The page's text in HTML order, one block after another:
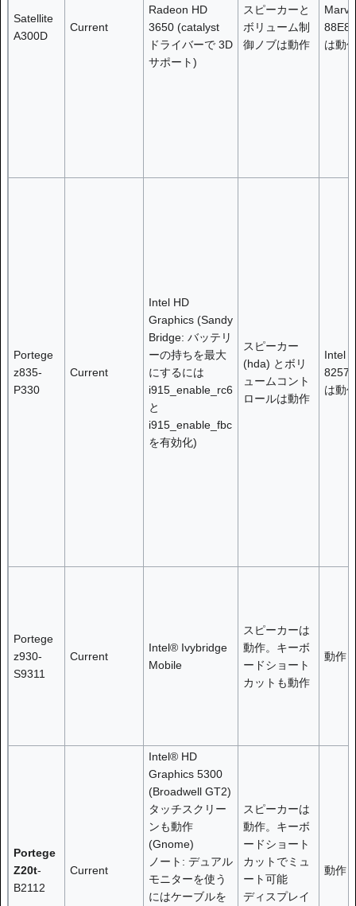
Satellite
A300D
Current
Radeon HD
3650 (catalyst
ドライバーで 3D
サポート)
スピーカーと
ボリューム制
御ノブは動作
は動
Portege
z835-
P330
Current
Intel HD
Graphics (Sandy
Bridge: バッテリ
ーの持ちを最大
にするには
i915_enable_rc6
と
i915_enable_fbc
を有効化)
スピーカー
(hda) とボリ
ュームコント
ロールは動作
Intel
は動
Portege
z930-
S9311
Current
Intel® Ivybridge
Mobile
スピーカーは
動作。キーボ
ードショート
カットも動作
動作
Portege
Z20t-
B2112
Current
Intel® HD
Graphics 5300
(Broadwell GT2)
タッチスクリー
ンも動作
(Gnome)
ノート: デュアル
モニターを使う
にはケーブルを
スピーカーは
動作。キーボ
ードショート
カットでミュ
ート可能
ディスプレイ
動作